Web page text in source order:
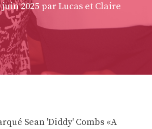
juin 2025 par Lucas et Claire
Sean 'Diddy' Combs «A